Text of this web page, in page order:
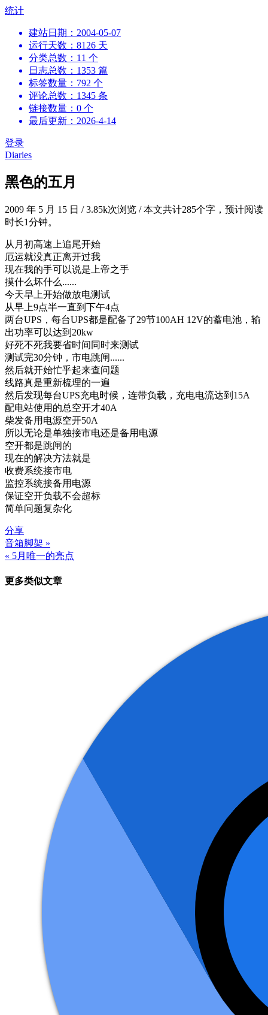
跳
统计
建站日期：2004-05-07
运行天数：8126 天
分类总数：11 个
日志总数：1353 篇
标签数量：792 个
评论总数：1345 条
链接数量：0 个
最后更新：2026-4-14
登录
Diaries
黑色的五月
2009 年 5 月 15 日 /3.85k次浏览 /本文共计285个字，预计阅读
时长1分钟。
从月初高速上追尾开始
厄运就没真正离开过我
现在我的手可以说是上帝之手
摸什么坏什么......
今天早上开始做放电测试
从早上9点半一直到下午4点
两台UPS，每台UPS都是配备了29节100AH 12V的蓄电池，输
出功率可以达到20kw
好死不死我要省时间同时来测试
测试完30分钟，市电跳闸......
然后就开始忙乎起来查问题
线路真是重新梳理的一遍
然后发现每台UPS充电时候，连带负载，充电电流达到15A
配电站使用的总空开才40A
柴发备用电源空开50A
所以无论是单独接市电还是备用电源
空开都是跳闸的
现在的解决方法就是
收费系统接市电
监控系统接备用电源
保证空开负载不会超标
简单问题复杂化
分享
文
章
导
音箱脚架 »
« 5月唯一的亮点
更多类似文章